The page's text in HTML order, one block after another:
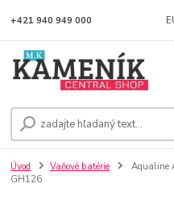
+421 940 949 000
Úvod Vaňové batérie
Aqualine
GH126